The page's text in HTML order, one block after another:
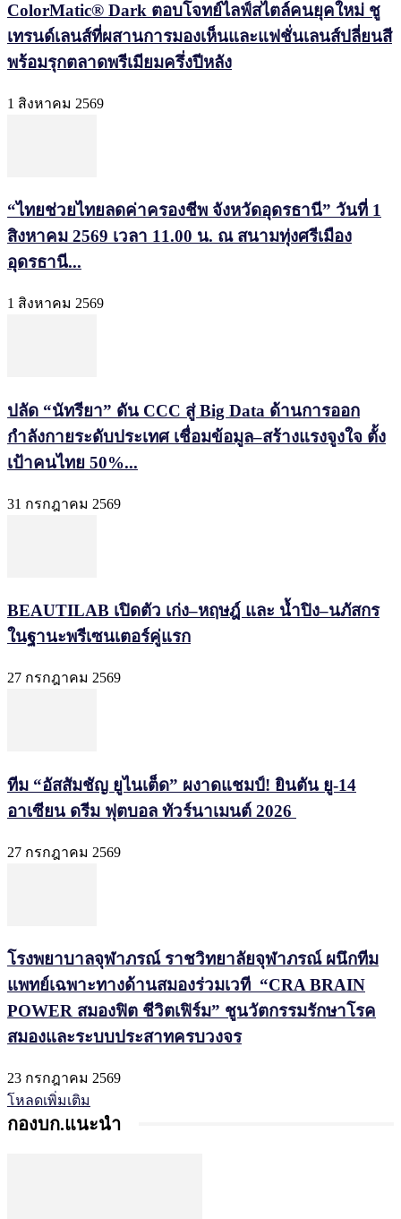
ColorMatic® Dark ตอบโจทย์ไลฟ์สไตล์คนยุคใหม่ ชู
เทรนด์เลนส์ที่ผสานการมองเห็นและแฟชั่นเลนส์ปลี่ยนสี
พร้อมรุกตลาดพรีเมียมครึ่งปีหลัง
1 สิงหาคม 2569
“ไทยช่วยไทยลดค่าครองชีพ จังหวัดอุดรธานี” วันที่ 1
สิงหาคม 2569 เวลา 11.00 น. ณ สนามทุ่งศรีเมือง
อุดรธานี...
1 สิงหาคม 2569
ปลัด “นัทรียา” ดัน CCC สู่ Big Data ด้านการออก
กำลังกายระดับประเทศ เชื่อมข้อมูล–สร้างแรงจูงใจ ตั้ง
เป้าคนไทย 50%...
31 กรกฎาคม 2569
BEAUTILAB เปิดตัว เก่ง–หฤษฎ์ และ น้ำปิง–นภัสกร
ในฐานะพรีเซนเตอร์คู่แรก
27 กรกฎาคม 2569
ทีม “อัสสัมชัญ ยูไนเต็ด” ผงาดแชมป์! ยินตัน ยู-14
อาเซียน ดรีม ฟุตบอล ทัวร์นาเมนต์ 2026
27 กรกฎาคม 2569
โรงพยาบาลจุฬาภรณ์ ราชวิทยาลัยจุฬาภรณ์ ผนึกทีม
แพทย์เฉพาะทางด้านสมองร่วมเวที “CRA BRAIN
POWER สมองฟิต ชีวิตเฟิร์ม” ชูนวัตกรรมรักษาโรค
สมองและระบบประสาทครบวงจร
23 กรกฎาคม 2569
โหลดเพิ่มเติม
กองบก.แนะนำ